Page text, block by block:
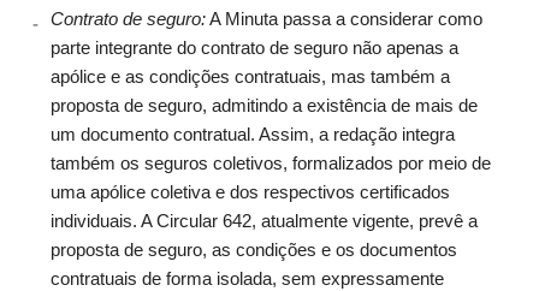
Contrato de seguro:A Minuta passa a considerar como
parte integrante do contrato de seguro não apenas a
apólice e as condições contratuais, mas também a
proposta de seguro, admitindo a existência de mais de
um documento contratual. Assim, a redação integra
também os seguros coletivos, formalizados por meio de
uma apólice coletiva e dos respectivos certificados
individuais. A Circular 642, atualmente vigente, prevê a
proposta de seguro, as condições e os documentos
contratuais de forma isolada, sem expressamente